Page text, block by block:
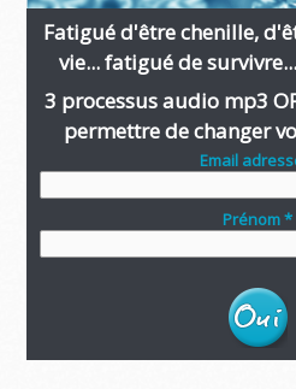
Fatigué d'être chenille,
vie... fatigué de
3 processus audio mp3
permettre de changer
Email
Prénom *